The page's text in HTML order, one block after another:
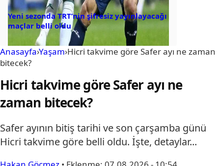
Yeni sezonda TRT’nin şifresiz yayınlayacağı
maçlar belli oldu
Anasayfa›Yaşam›Hicri takvime göre Safer ayı ne zaman
bitecek?
Hicri takvime göre Safer ayı ne
zaman bitecek?
Safer ayının bitiş tarihi ve son çarşamba günü
Hicri takvime göre belli oldu. İşte, detaylar...